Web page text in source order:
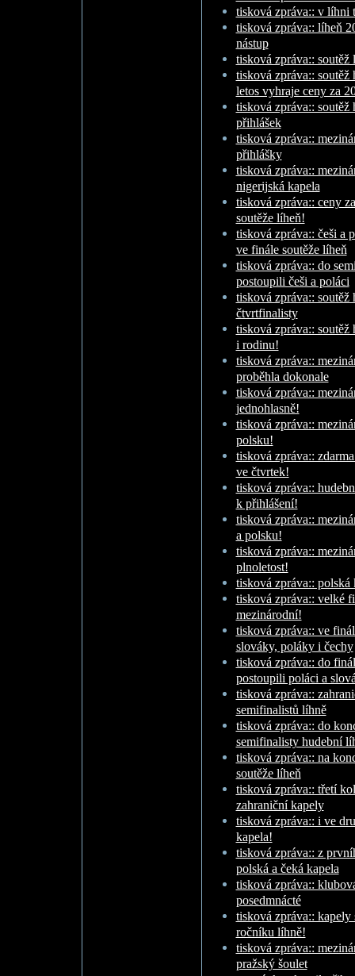
tisková zpráva:: v líhni
tisková zpráva:: líheň
nástup
tisková zpráva::
tisková zpráva::
letos vyhraje ceny za
tisková zpráva::
přihlášek
tisková zpráva::
přihlášky
tisková zpráva::
nigerijská kapela
tisková zpráva:: ceny
soutěže líheň!
tisková zpráva:: češi a
ve finále soutěže líheň
tisková zpráva:: do
postoupili češi a poláci
tisková zpráva::
čtvrtfinalisty
tisková zpráva::
i rodinu!
tisková zpráva::
proběhla dokonale
tisková zpráva::
jednohlasně!
tisková zpráva::
polsku!
tisková zpráva::
ve čtvrtek!
tisková zpráva::
k přihlášení!
tisková zpráva::
a polsku!
tisková zpráva::
plnoletost!
tisková zpráva::
tisková zpráva:: velké
mezinárodní!
tisková zpráva:: ve
slováky, poláky i čechy
tisková zpráva:: do
postoupili poláci a
tisková zpráva::
semifinalistů líhně
tisková zpráva:: do
semifinalisty hudební
tisková zpráva:: na
soutěže líheň
tisková zpráva:: třetí
zahraniční kapely
tisková zpráva:: i ve
kapela!
tisková zpráva:: z
polská a čeká kapela
tisková zpráva::
posedmnácté
tisková zpráva:: kapely
ročníku líhně!
tisková zpráva::
pražský šoulet